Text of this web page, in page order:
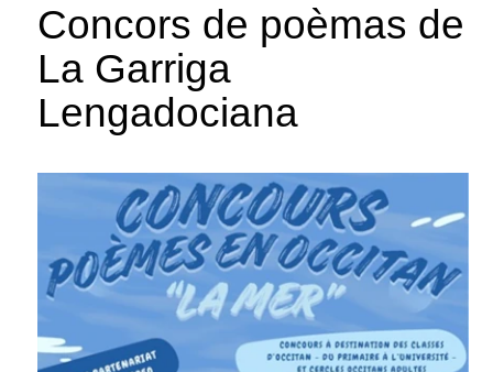
Concors de poèmas de
La Garriga
Lengadociana